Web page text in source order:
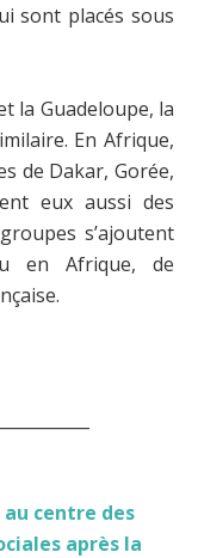
sont placés sous
la Guadeloupe, la
En Afrique,
de Dakar, Gorée,
eux aussi des
s’ajoutent
en Afrique, de
centre des
après la